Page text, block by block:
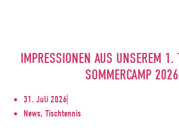
IMPRESSIONEN AUS UNSEREM 1.
SOMMERCAMP 2026
31. Juli 2026
News, Tischtennis